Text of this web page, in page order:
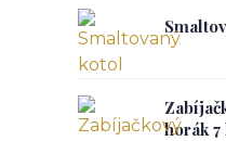
horák 7